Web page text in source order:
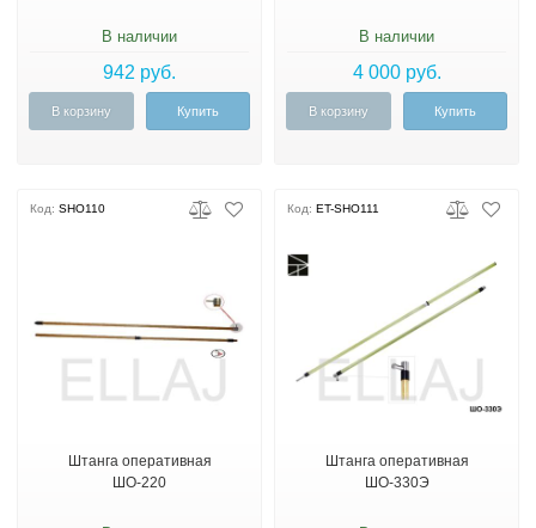
В наличии
942 руб.
В корзину Купить
В наличии
4 000 руб.
В корзину Купить
Код: SHO110
Штанга оперативная
ШО-220
Код: ET-SHO111
Штанга оперативная
ШО-330Э